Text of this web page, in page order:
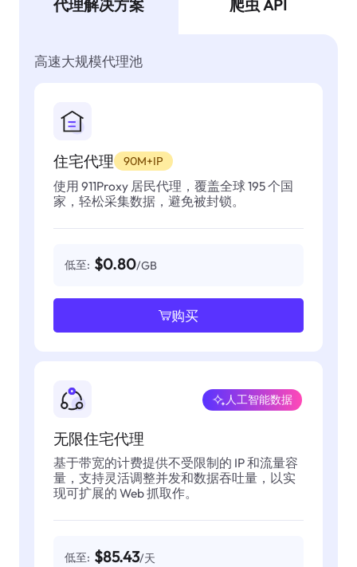
代理解决方案 爬虫 API
高速大规模代理池
住宅代理 90M+IP
使用 911Proxy 居民代理，覆盖全球 195 个国
家，轻松采集数据，避免被封锁。
低至: $0.80/GB
购买
无限住宅代理
人工智能数据
基于带宽的计费提供不受限制的 IP 和流量容
量，支持灵活调整并发和数据吞吐量，以实
现可扩展的 Web 抓取作。
低至: $85.43/天